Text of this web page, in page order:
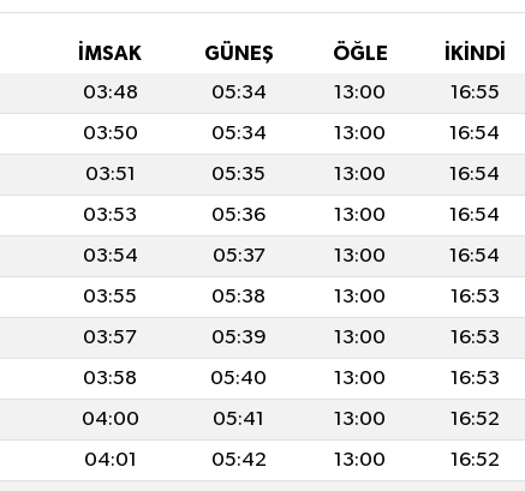
İMSAK GÜNEŞ ÖĞLE İKINDI
03:48 05:34 13:00 16:55
03:50 05:34 13:00 16:54
03:51 05:35 13:00 16:54
03:53 05:36 13:00 16:54
03:54 05:37 13:00 16:54
03:55 05:38 13:00 16:53
03:57 05:39 13:00 16:53
03:58 05:40 13:00 16:53
04:00 05:41 13:00 16:52
04:01 05:42 13:00 16:52